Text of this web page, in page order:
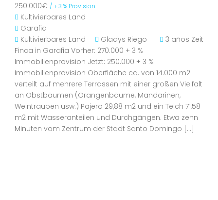
250.000€ / + 3 % Provision
Kultivierbares Land
Garafia
Kultivierbares Land
Gladys Riego
3 años Zeit
Finca in Garafia Vorher: 270.000 + 3 %
Immobilienprovision Jetzt: 250.000 + 3 %
Immobilienprovision Oberfläche ca. von 14.000 m2
verteilt auf mehrere Terrassen mit einer großen Vielfalt
an Obstbäumen (Orangenbäume, Mandarinen,
Weintrauben usw.) Pajero 29,88 m2 und ein Teich 71,58
m2 mit Wasseranteilen und Durchgängen. Etwa zehn
Minuten vom Zentrum der Stadt Santo Domingo […]